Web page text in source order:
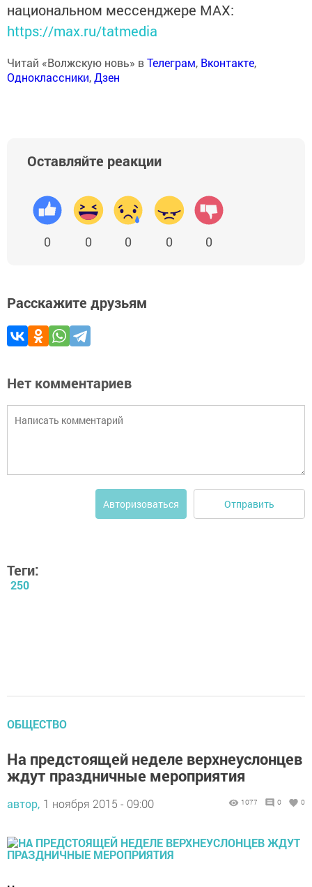
национальном мессенджере MАХ:
https://max.ru/tatmedia
Читай «Волжскую новь» вТелеграм, Вконтакте,
Одноклассники,Дзен
Оставляйте реакции
0 0 0 0 0
Расскажите друзьям
Нет комментариев
Авторизоваться Отправить
Теги:
250
ОБЩЕСТВО
На предстоящей неделе верхнеуслонцев
ждут праздничные мероприятия
автор, 1 ноября 2015 - 09:00 1077 0 0